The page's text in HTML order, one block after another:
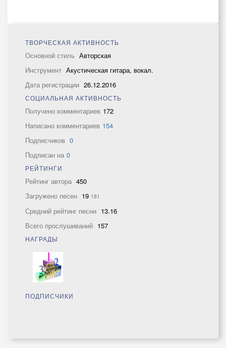
ТВОРЧЕСКАЯ АКТИВНОСТЬ
Основной стиль Авторская
Инструмент Акустическая гитара, вокал.
Дата регистрации 26.12.2016
СОЦИАЛЬНАЯ АКТИВНОСТЬ
Получено комментариев 172
Написано комментариев 154
Подписчиков 0
Подписан на 0
РЕЙТИНГИ
Рейтинг автора 450
Загружено песен 19 181
Средний рейтинг песни 13.16
Всего прослушиваний 157
НАГРАДЫ
ПОДПИСЧИКИ